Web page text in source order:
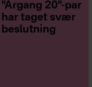
"Årgang 20"-par
har taget svær
beslutning